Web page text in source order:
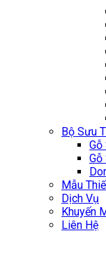
Bộ Sưu
Gỗ
Gỗ
Mẫu
Dịch Vụ
Khuyến
Liên Hệ